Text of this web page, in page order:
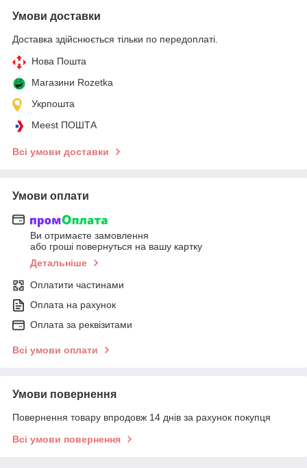
Умови доставки
Доставка здійснюється тільки по передоплаті.
Нова Пошта
Магазини Rozetka
Укрпошта
Meest ПОШТА
Всі умови доставки
Умови оплати
Ви отримаєте замовлення
або гроші повернуться на вашу картку
Детальніше
Оплатити частинами
Оплата на рахунок
Оплата за реквізитами
Всі умови оплати
Умови повернення
Повернення товару впродовж 14 днів за рахунок покупця
Всі умови повернення